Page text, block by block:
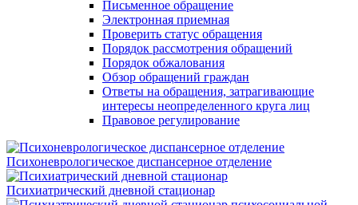
Письменное обращение
Электронная приемная
Проверить статус обращения
Порядок рассмотрения обращений
Порядок обжалования
Обзор обращений граждан
Ответы на обращения, затрагивающие
интересы неопределенного круга лиц
Правовое регулирование
Психоневрологическое диспансерное отделение
Психиатрический дневной стационар